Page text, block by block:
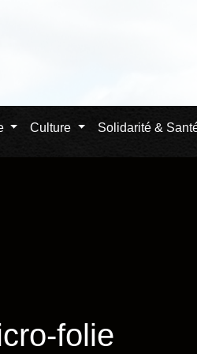
Culture Solidarité &
folie